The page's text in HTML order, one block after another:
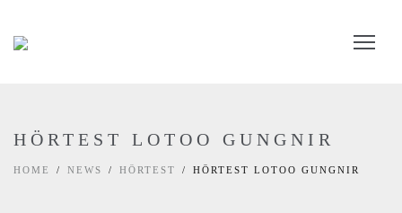
HÖRTEST LOTOO GUNGNIR
HOME NEWS HÖRTEST HÖRTEST LOTOO GUNGNIR